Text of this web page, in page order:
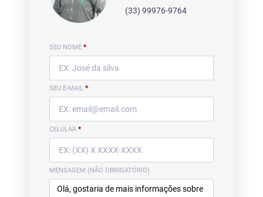
(33) 99976-9764
SEU NOME *
SEU E-MAIL *
CELULAR *
MENSAGEM (NÃO OBRIGATÓRIO)